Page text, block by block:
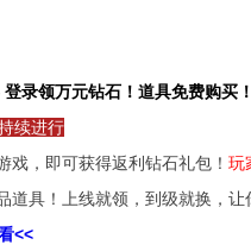
登录领万元钻石！道具免费购买！
续进行
戏，即可获得返利钻石礼包！ 玩
道具！上线就领，到级就换，让
<<